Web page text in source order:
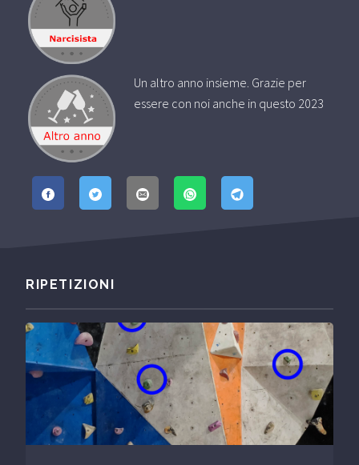
Un altro anno insieme. Grazie per
essere con noi anche in questo 2023
RIPETIZIONI